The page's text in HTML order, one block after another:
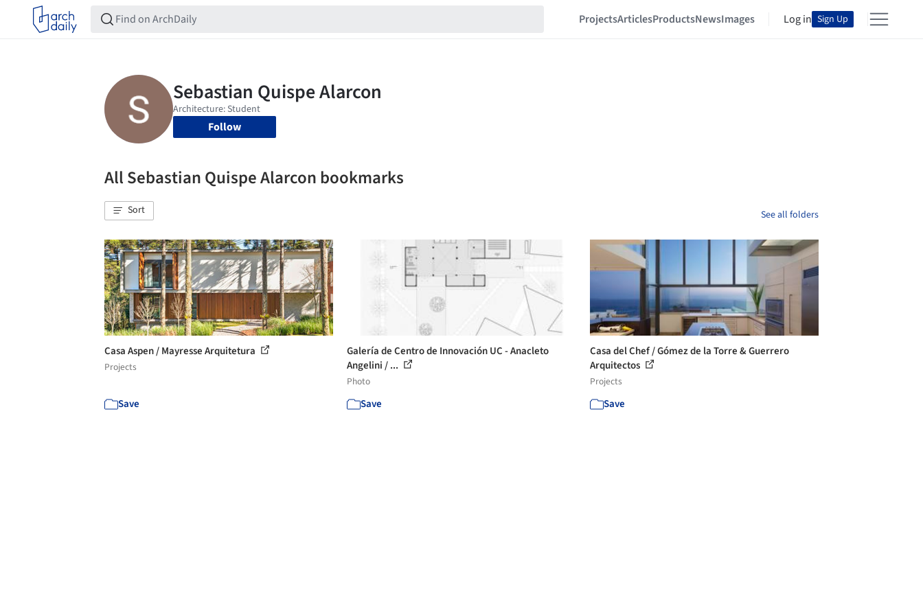
ProjectsArticlesProductsNewsImages Log in Sign Up
Follow
All Sebastian Quispe Alarcon bookmarks
Sort See all folders
Casa Aspen / Mayresse Arquitetura
Projects
Save
Galería de Centro de Innovación UC - Anacleto
Angelini / ...
Photo
Save
Casa del Chef / Gómez de la Torre & Guerrero
Arquitectos
Projects
Save